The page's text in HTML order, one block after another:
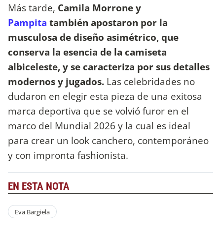
Más tarde, Camila Morrone y
Pampita también apostaron por la
musculosa de diseño asimétrico, que
conserva la esencia de la camiseta
albiceleste, y se caracteriza por sus detalles
modernos y jugados. Las celebridades no
dudaron en elegir esta pieza de una exitosa
marca deportiva que se volvió furor en el
marco del Mundial 2026 y la cual es ideal
para crear un look canchero, contemporáneo
y con impronta fashionista.
EN ESTA NOTA
Eva Bargiela